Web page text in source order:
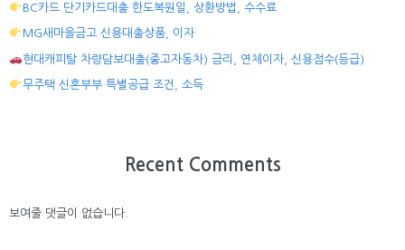
BC카드 단기카드대출 한도복원일, 상환방법, 수수료
MG새마을금고 신용대출상품, 이자
현대캐피탈 차량담보대출(중고자동차) 금리, 연체이자, 신용점수(등급)
무주택 신혼부부 특별공급 조건, 소득
Recent Comments
보여줄 댓글이 없습니다.